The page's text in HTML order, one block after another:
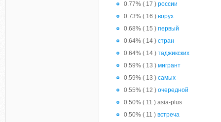
0.77% ( 17 ) россии
0.73% ( 16 ) ворух
0.68% ( 15 ) первый
0.64% ( 14 ) стран
0.64% ( 14 ) таджикских
0.59% ( 13 ) мигрант
0.59% ( 13 ) самых
0.55% ( 12 ) очередной
0.50% ( 11 ) asia-plus
0.50% ( 11 ) встреча